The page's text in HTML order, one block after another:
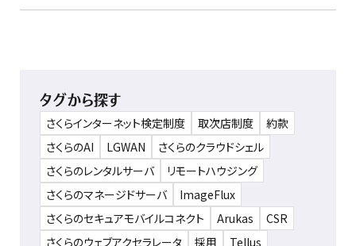
タグから探す
さくらインターネット検定制度 取次店制度
約款
さくらのAI
LGWAN
さくらのクラウドシェル
さくらのレンタルサーバ
リモートハウジング
さくらのマネージドサーバ
ImageFlux
さくらのセキュアモバイルコネクト
Arukas
CSR
さくらのウェブアクセラレータ
採用
Tellus